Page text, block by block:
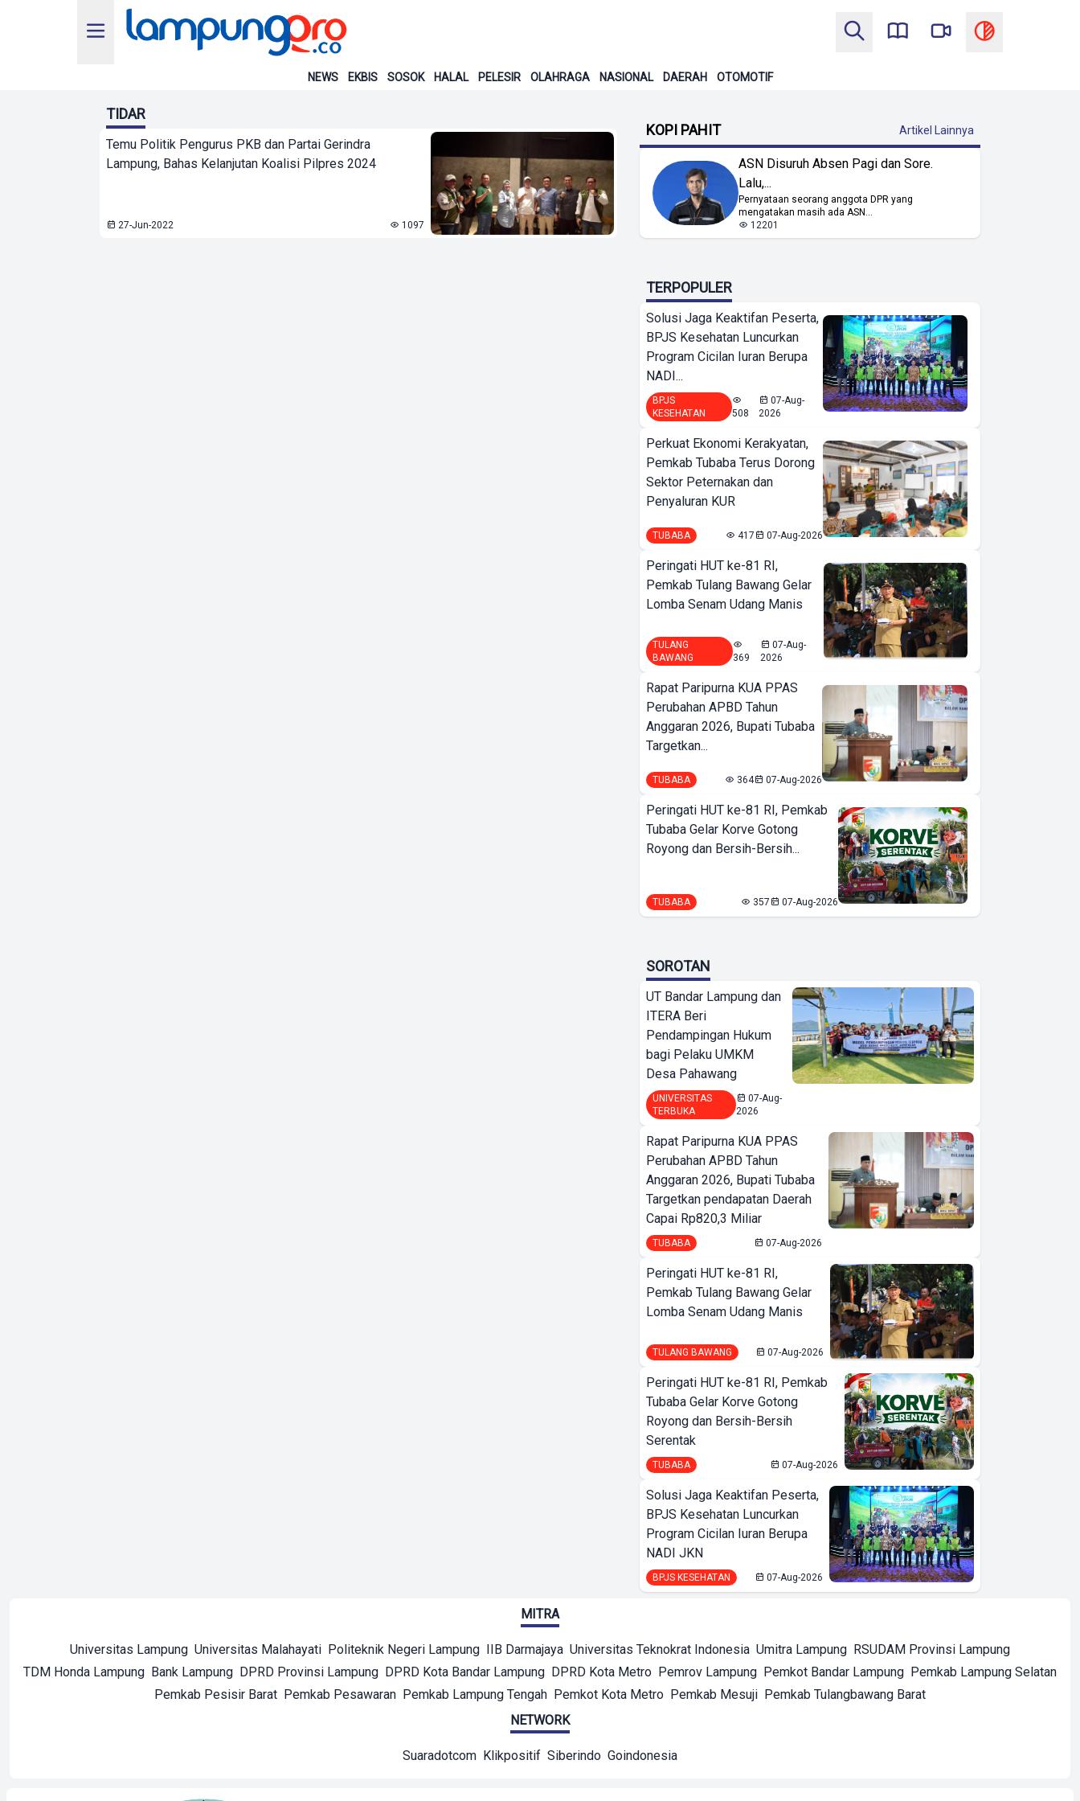
NEWS EKBIS SOSOK HALAL PELESIR OLAHRAGA NASIONAL DAERAH OTOMOTIF
TIDAR
Temu Politik Pengurus PKB dan Partai Gerindra
Lampung, Bahas Kelanjutan Koalisi Pilpres 2024
27-Jun-2022 1097
KOPI PAHIT Artikel Lainnya
ASN Disuruh Absen Pagi dan Sore.
Lalu,...
Pernyataan seorang anggota DPR yang
mengatakan masih ada ASN...
12201
TERPOPULER
Solusi Jaga Keaktifan Peserta,
BPJS Kesehatan Luncurkan
Program Cicilan Iuran Berupa
NADI...
BPJS
KESEHATAN
508
07-Aug-
2026
Perkuat Ekonomi Kerakyatan,
Pemkab Tubaba Terus Dorong
Sektor Peternakan dan
Penyaluran KUR
TUBABA 417 07-Aug-2026
Peringati HUT ke-81 RI,
Pemkab Tulang Bawang Gelar
Lomba Senam Udang Manis
TULANG
BAWANG
369
07-Aug-
2026
Rapat Paripurna KUA PPAS
Perubahan APBD Tahun
Anggaran 2026, Bupati Tubaba
Targetkan...
TUBABA 364 07-Aug-2026
Peringati HUT ke-81 RI, Pemkab
Tubaba Gelar Korve Gotong
Royong dan Bersih-Bersih...
TUBABA 357 07-Aug-2026
SOROTAN
UT Bandar Lampung dan
ITERA Beri
Pendampingan Hukum
bagi Pelaku UMKM
Desa Pahawang
UNIVERSITAS
TERBUKA
07-Aug-
2026
Rapat Paripurna KUA PPAS
Perubahan APBD Tahun
Anggaran 2026, Bupati Tubaba
Targetkan pendapatan Daerah
Capai Rp820,3 Miliar
TUBABA 07-Aug-2026
Peringati HUT ke-81 RI,
Pemkab Tulang Bawang Gelar
Lomba Senam Udang Manis
TULANG BAWANG 07-Aug-2026
Peringati HUT ke-81 RI, Pemkab
Tubaba Gelar Korve Gotong
Royong dan Bersih-Bersih
Serentak
TUBABA 07-Aug-2026
Solusi Jaga Keaktifan Peserta,
BPJS Kesehatan Luncurkan
Program Cicilan Iuran Berupa
NADI JKN
BPJS KESEHATAN 07-Aug-2026
MITRA
Universitas Lampung Universitas Malahayati Politeknik Negeri Lampung IIB Darmajaya Universitas Teknokrat Indonesia Umitra Lampung RSUDAM Provinsi Lampung
TDM Honda Lampung Bank Lampung DPRD Provinsi Lampung DPRD Kota Bandar Lampung DPRD Kota Metro Pemrov Lampung Pemkot Bandar Lampung Pemkab Lampung Selatan
Pemkab Pesisir Barat Pemkab Pesawaran Pemkab Lampung Tengah Pemkot Kota Metro Pemkab Mesuji Pemkab Tulangbawang Barat
NETWORK
Suaradotcom Klikpositif Siberindo Goindonesia